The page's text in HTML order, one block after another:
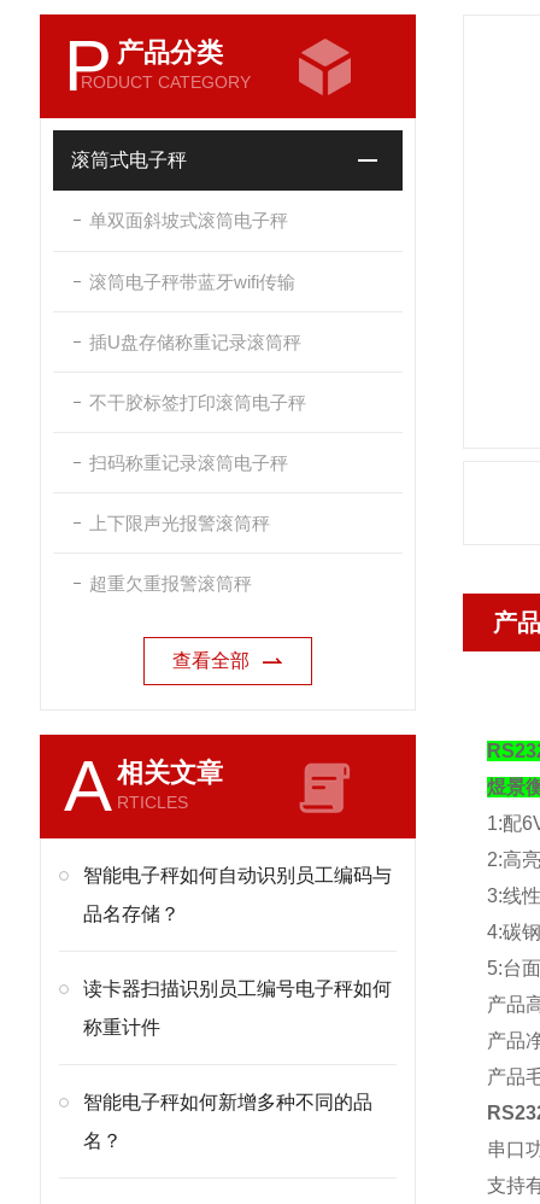
P 产品分类
RODUCT CATEGORY
滚筒式电子秤
单双面斜坡式滚筒电子秤
滚筒电子秤带蓝牙wifi传输
插U盘存储称重记录滚筒秤
不干胶标签打印滚筒电子秤
扫码称重记录滚筒电子秤
上下限声光报警滚筒秤
超重欠重报警滚筒秤
查看全部
A相关文章
RTICLES
智能电子秤如何自动识别员工编码与
品名存储？
读卡器扫描识别员工编号电子秤如何
称重计件
智能电子秤如何新增多种不同的品
名？
产
煜景
1:配
2:高
3:线
4:碳
5:台
产品
产品
产品
串口
支持